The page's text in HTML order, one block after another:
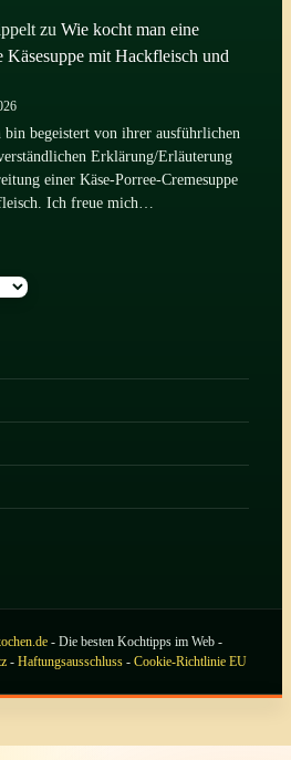
zu Wie kocht man eine
Käsesuppe mit Hackfleisch und
begeistert von ihrer ausführlichen
Erklärung/Erläuterung
einer Käse-Porree-Cremesuppe
Ich freue mich…
- Die besten Kochtipps im Web -
- Haftungsausschluss - Cookie-Richtlinie EU